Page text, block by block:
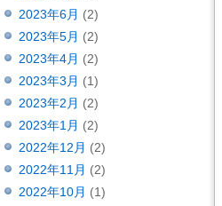
2023年6月 (2)
2023年5月 (2)
2023年4月 (2)
2023年3月 (1)
2023年2月 (2)
2023年1月 (2)
2022年12月 (2)
2022年11月 (2)
2022年10月 (1)